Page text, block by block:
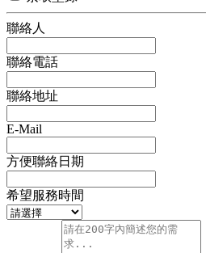
聯絡人
聯絡電話
聯絡地址
E-Mail
方便聯絡日期
希望服務時間